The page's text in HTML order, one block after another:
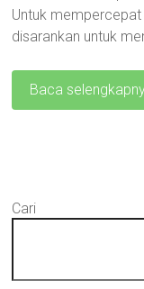
Untuk
disarankan untuk
Baca
Cari